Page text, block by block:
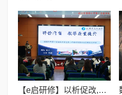
【e启研修】以析促改,以评提质——2025学年第一学期质量分析暨复习动员大会